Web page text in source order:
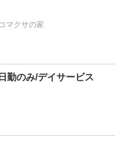
マクサの家
勤のみ/デイサービス